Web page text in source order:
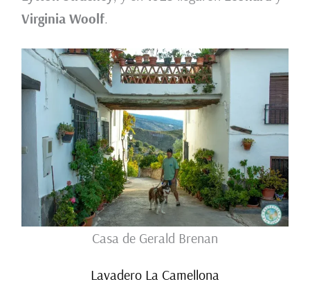
Virginia Woolf.
Casa de Gerald Brenan
Lavadero La Camellona